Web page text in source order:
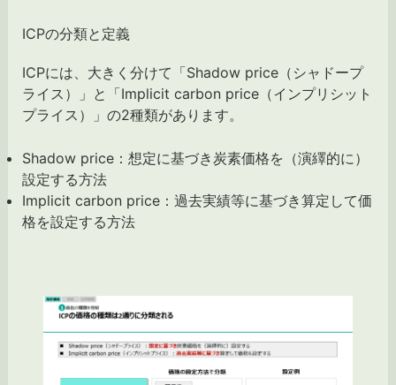
ICPの分類と定義
ICPには、大きく分けて「Shadow price（シャドープ
ライス）」と「Implicit carbon price（インプリシット
プライス）」の2種類があります。
Shadow price：想定に基づき炭素価格を（演繹的に）
設定する方法
Implicit carbon price：過去実績等に基づき算定して価
格を設定する方法